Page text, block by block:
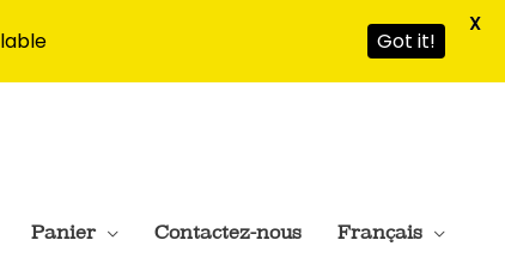
Panier Contactez-nous Français
Got it!
X